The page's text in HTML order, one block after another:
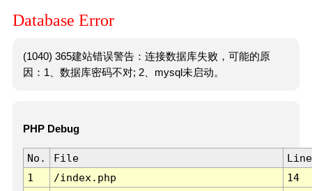
Database Error
(1040) 365建站错误警告：连接数据库失败，可能的原
因：1、数据库密码不对; 2、mysql未启动。
PHP Debug
No. File
Line
1
/index.php 14